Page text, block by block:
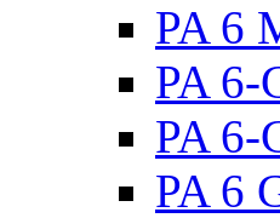
PA 6
PA 6-
PA 6-
PA 6